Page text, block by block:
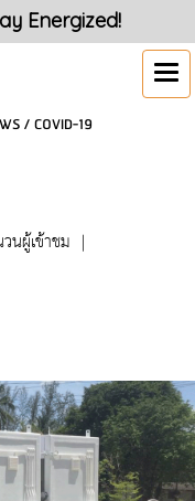
Energized!
/ COVID-19
นผู้เข้าชม |